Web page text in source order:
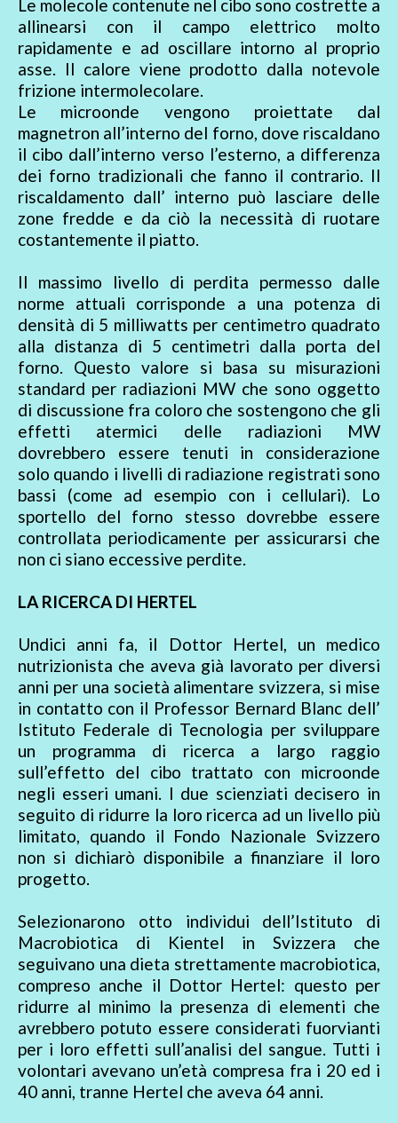
Le molecole contenute nel cibo sono costrette a
allinearsi con il campo elettrico molto
rapidamente e ad oscillare intorno al proprio
asse. Il calore viene prodotto dalla notevole
frizione intermolecolare.
Le microonde vengono proiettate dal
magnetron all’interno del forno, dove riscaldano
il cibo dall’interno verso l’esterno, a differenza
dei forno tradizionali che fanno il contrario. Il
riscaldamento dall’ interno può lasciare delle
zone fredde e da ciò la necessità di ruotare
costantemente il piatto.
Il massimo livello di perdita permesso dalle
norme attuali corrisponde a una potenza di
densità di 5 milliwatts per centimetro quadrato
alla distanza di 5 centimetri dalla porta del
forno. Questo valore si basa su misurazioni
standard per radiazioni MW che sono oggetto
di discussione fra coloro che sostengono che gli
effetti atermici delle radiazioni MW
dovrebbero essere tenuti in considerazione
solo quando i livelli di radiazione registrati sono
bassi (come ad esempio con i cellulari). Lo
sportello del forno stesso dovrebbe essere
controllata periodicamente per assicurarsi che
non ci siano eccessive perdite.
LA RICERCA DI HERTEL
Undici anni fa, il Dottor Hertel, un medico
nutrizionista che aveva già lavorato per diversi
anni per una società alimentare svizzera, si mise
in contatto con il Professor Bernard Blanc dell’
Istituto Federale di Tecnologia per sviluppare
un programma di ricerca a largo raggio
sull’effetto del cibo trattato con microonde
negli esseri umani. I due scienziati decisero in
seguito di ridurre la loro ricerca ad un livello più
limitato, quando il Fondo Nazionale Svizzero
non si dichiarò disponibile a finanziare il loro
progetto.
Selezionarono otto individui dell’Istituto di
Macrobiotica di Kientel in Svizzera che
seguivano una dieta strettamente macrobiotica,
compreso anche il Dottor Hertel: questo per
ridurre al minimo la presenza di elementi che
avrebbero potuto essere considerati fuorvianti
per i loro effetti sull’analisi del sangue. Tutti i
volontari avevano un’età compresa fra i 20 ed i
40 anni, tranne Hertel che aveva 64 anni.